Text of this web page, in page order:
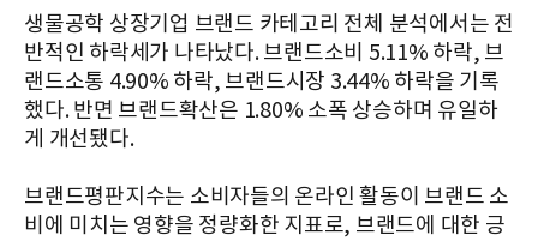
생물공학 상장기업 브랜드 카테고리 전체 분석에서는 전
반적인 하락세가 나타났다. 브랜드소비 5.11% 하락, 브
랜드소통 4.90% 하락, 브랜드시장 3.44% 하락을 기록
했다. 반면 브랜드확산은 1.80% 소폭 상승하며 유일하
게 개선됐다.
브랜드평판지수는 소비자들의 온라인 활동이 브랜드 소
비에 미치는 영향을 정량화한 지표로, 브랜드에 대한 긍